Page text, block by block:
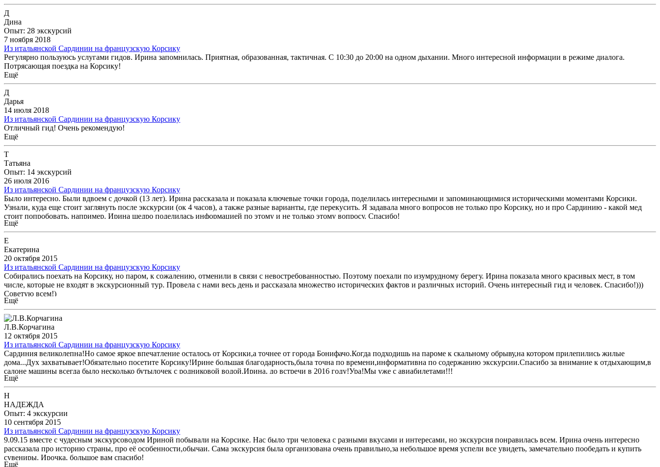
Д
Дина
Опыт: 28 экскурсий
7 ноября 2018
Из итальянской Сардинии на французскую Корсику
Регулярно пользуюсь услугами гидов. Ирина запомнилась. Приятная, образованная, тактичная. С 10:30 до 20:00 на одном дыхании. Много интересной информации в режиме диалога.
Потрясающая поездка на Корсику!
Ещё
Д
Дарья
14 июля 2018
Из итальянской Сардинии на французскую Корсику
Отличный гид! Очень рекомендую!
Ещё
Т
Татьяна
Опыт: 14 экскурсий
26 июля 2016
Из итальянской Сардинии на французскую Корсику
Было интересно. Были вдвоем с дочкой (13 лет). Ирина рассказала и показала ключевые точки города, поделилась интересными и запоминающимися историческими моментами Корсики.
Узнали, куда еще стоит заглянуть после экскурсии (ок 4 часов), а также разные варианты, где перекусить. Я задавала много вопросов не только про Корсику, но и про Сардинию - какой мед
стоит попробовать, например. Ирина щедро поделилась информацией по этому и не только этому вопросу. Спасибо!
Ещё
Е
Екатерина
20 октября 2015
Из итальянской Сардинии на французскую Корсику
Собирались поехать на Корсику, но паром, к сожалению, отменили в связи с невостребованностью. Поэтому поехали по изумрудному берегу. Ирина показала много красивых мест, в том
числе, которые не входят в экскурсионный тур. Провела с нами весь день и рассказала множество исторических фактов и различных историй. Очень интересный гид и человек. Спасибо!)))
Советую всем!)
Ещё
Л.В.Корчагина
12 октября 2015
Из итальянской Сардинии на французскую Корсику
Сардиния великолепна!Но самое яркое впечатление осталось от Корсики,а точнее от города Бонифачо.Когда подходишь на пароме к скальному обрыву,на котором прилепились жилые
дома...Дух захватывает!Обязательно посетите Корсику!Ирине большая благодарность,была точна по времени,информативна по содержанию экскурсии.Спасибо за внимание к отдыхающим,в
салоне машины всегда было несколько бутылочек с родниковой водой.Ирина, до встречи в 2016 году!Ура!Мы уже с авиабилетами!!!
Ещё
Н
НАДЕЖДА
Опыт: 4 экскурсии
10 сентября 2015
Из итальянской Сардинии на французскую Корсику
9.09.15 вместе с чудесным экскурсоводом Ириной побывали на Корсике. Нас было три человека с разными вкусами и интересами, но экскурсия понравилась всем. Ирина очень интересно
рассказала про историю страны, про её особенности,обычаи. Сама экскурсия была организована очень правильно,за небольшое время успели все увидеть, замечательно пообедать и купить
сувениры. Ирочка, большое вам спасибо!
Ещё